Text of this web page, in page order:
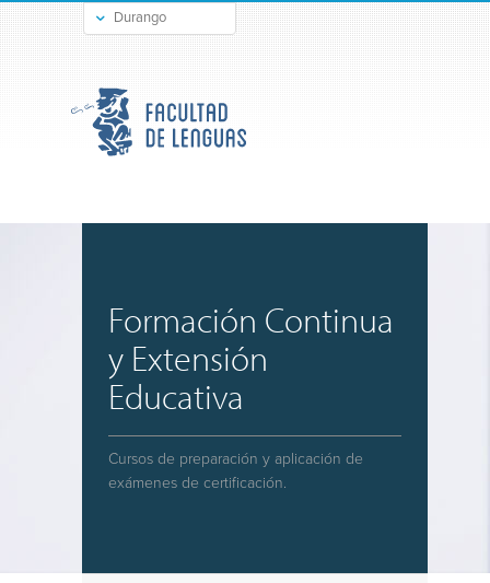
Durango
Gómez Palacio
Formación Continua
y Extensión
Educativa
Cursos de preparación y aplicación de
exámenes de certificación.